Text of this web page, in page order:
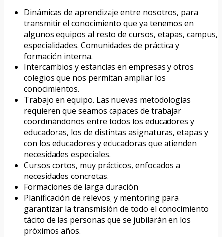
Dinámicas de aprendizaje entre nosotros, para
transmitir el conocimiento que ya tenemos en
algunos equipos al resto de cursos, etapas, campus,
especialidades. Comunidades de práctica y
formación interna.
Intercambios y estancias en empresas y otros
colegios que nos permitan ampliar los
conocimientos.
Trabajo en equipo. Las nuevas metodologías
requieren que seamos capaces de trabajar
coordinándonos entre todos los educadores y
educadoras, los de distintas asignaturas, etapas y
con los educadores y educadoras que atienden
necesidades especiales.
Cursos cortos, muy prácticos, enfocados a
necesidades concretas.
Formaciones de larga duración
Planificación de relevos, y mentoring para
garantizar la transmisión de todo el conocimiento
tácito de las personas que se jubilarán en los
próximos años.